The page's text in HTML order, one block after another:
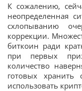
К сожалению,
неопределенная
схлопыванию
коррекции.
биткоин ради
при первых
количество
готовых
использовать